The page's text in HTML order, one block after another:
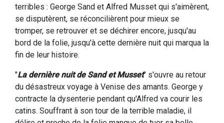
terribles : George Sand et Alfred Musset qui s'aimèrent,
se disputèrent, se réconcilièrent pour mieux se
tromper, se retrouver et se déchirer encore, jusqu'au
bord de la folie, jusqu'à cette dernière nuit qui marqua la
fin de leur histoire.
"La dernière nuit de Sand et Musset" s'ouvre au retour
du désastreux voyage à Venise des amants. George y
contracte la dysenterie pendant qu'Alfred va courir les
catins. Souffrant à son tour de la terrible maladie, il